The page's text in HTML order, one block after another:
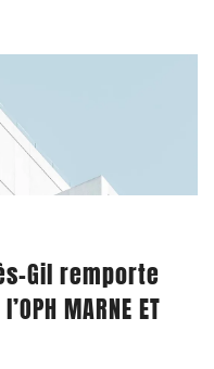
Gil remporte
MARNE ET